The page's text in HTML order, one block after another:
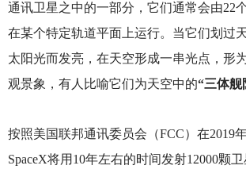
通讯卫星之中的一部分，它们通常会由22
在某个特定轨道平面上运行。当它们划过
太阳光而发亮，在天空形成一串光点，形
观景象，有人比喻它们为天空中的“三体舰
按照美国联邦通讯委员会（FCC）在2019
SpaceX将用10年左右的时间发射12000颗